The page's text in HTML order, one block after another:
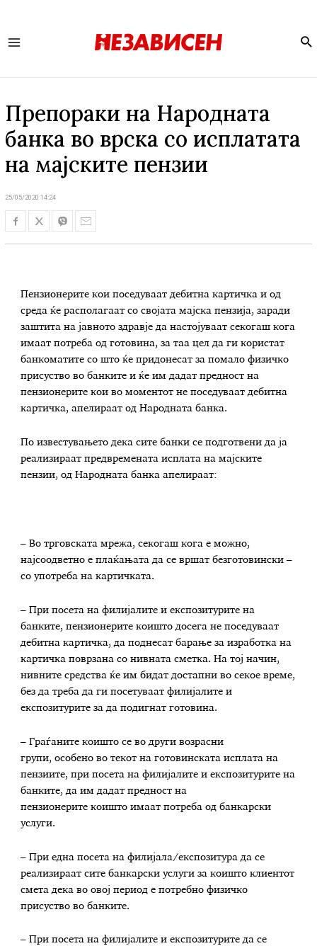
Препораки на Народната
банка во врска со исплатата
на мајските пензии
25/05/2020 14:24
Пензионерите кои поседуваат дебитна картичка и од
среда ќе располагаат со својата мајска пензија, заради
заштита на јавното здравје да настојуваат секогаш кога
имаат потреба од готовина, за таа цел да ги користат
банкоматите со што ќе придонесат за помало физичко
присуство во банките и ќе им дадат предност на
пензионерите кои во моментот не поседуваат дебитна
картичка, апелираат од Народната банка.
По известувањето дека сите банки се подготвени да ја
реализираат предвремената исплата на мајските
пензии, од Народната банка апелираат:
– Во трговската мрежа, секогаш кога е можно,
најсоодветно е плаќањата да се вршат безготовински –
со употреба на картичката.
– При посета на филијалите и експозитурите на
банките, пензионерите коишто досега не поседуваат
дебитна картичка, да поднесат барање за изработка на
картичка поврзана со нивната сметка. На тој начин,
нивните средства ќе им бидат достапни во секое време,
без да треба да ги посетуваат филијалите и
експозитурите за да подигнат готовина.
– Граѓаните коишто се во други возрасни
групи, особено во текот на готовинската исплата на
пензиите, при посета на филијалите и експозитурите на
банките, да им дадат предност на
пензионерите коишто имаат потреба од банкарски
услуги.
– При една посета на филијала/експозитура да се
реализираат сите банкарски услуги за коишто клиентот
смета дека во овој период е потребно физичко
присуство во банките.
– При посета на филијалите и експозитурите да се